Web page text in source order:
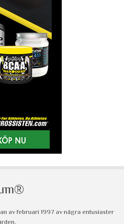
av februari 1997 av några entusiaster